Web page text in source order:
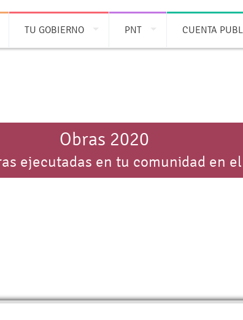
TU GOBIERNO PNT CUENTA
Obras 2020
ejecutadas en tu comunidad en